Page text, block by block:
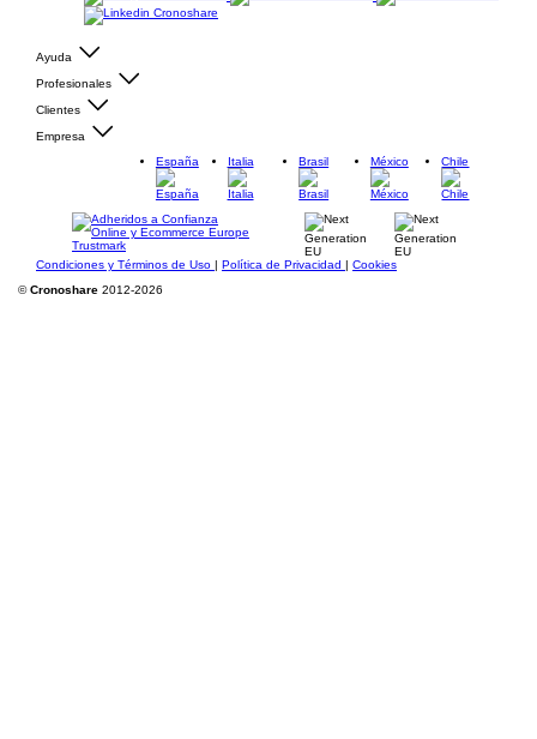
Ayuda
Profesionales
Clientes
Empresa
España
Italia Brasil México Chile
Condiciones y Términos de Uso | Política de Privacidad | Cookies
©Cronoshare 2012-2026